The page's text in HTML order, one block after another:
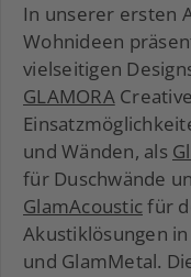
In unserer ersten
Wohnideen
vielseitigen
GLAMORA
und Wänden, als
für Duschwände
GlamAcousticfür
Akustiklösungen
und GlamMetal.